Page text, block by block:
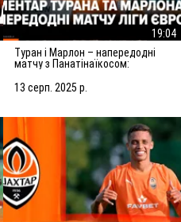
19:04
Туран і Марлон – напередодні
матчу з Панатінаїкосом:
досягнення мети
13 серп. 2025 р.